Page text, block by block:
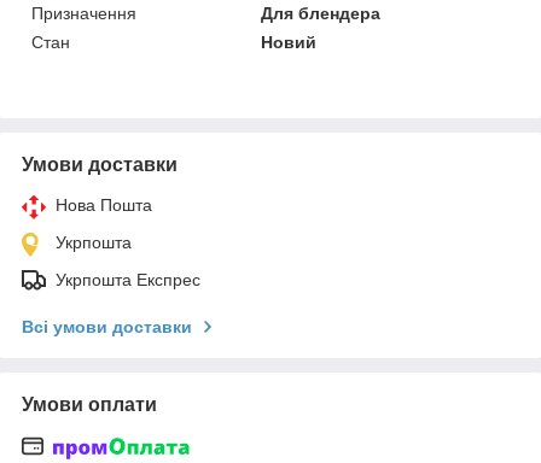
Призначення
Для блендера
Стан
Новий
Умови доставки
Нова Пошта
Укрпошта
Укрпошта Експрес
Всі умови доставки
Умови оплати